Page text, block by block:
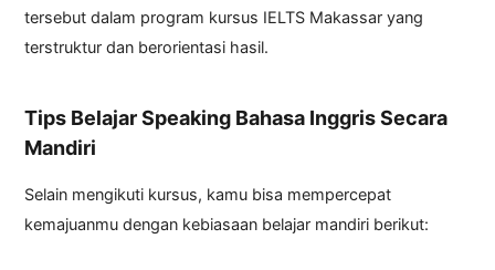
tersebut dalam program kursus IELTS Makassar yang
terstruktur dan berorientasi hasil.
Tips Belajar Speaking Bahasa Inggris Secara
Mandiri
Selain mengikuti kursus, kamu bisa mempercepat
kemajuanmu dengan kebiasaan belajar mandiri berikut: